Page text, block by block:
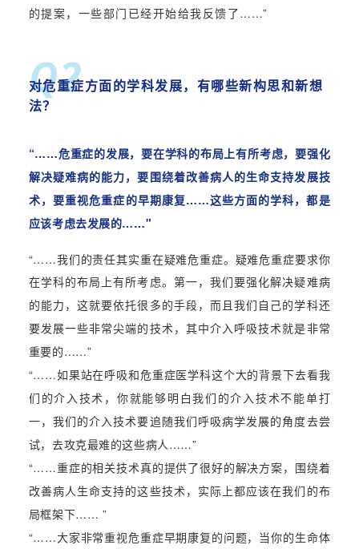
的提案， 一些部门 已经开始给我反馈了……”
Q2
对危重症方面的学科发展，有哪些新构思和新想
法？
“……危重症的发展，要在学科的布局上有所考虑，要强化
解决疑难病的能力，要围绕着改善病人的生命支持发展技
术，要重视危重症的早期康复……这些方面的学科，都是
应该考虑去发展的……"
“……我们的责任其实重在疑难危重症。疑难危重症要求你
在学科的布局上有所考虑。第一，我们要强化解决疑难病
的能力 ，这就要依托很多的手段，而且我们自己的学科还
要发展一些非常尖端的技术，其中介入呼吸技术就是非常
重要的……”
“……如果站在呼吸和危重症医学科这个大的背景下去看我
们的介入技术，你就能够明白我们的介入技术不能单打
一，我们的介入技术要追随我们呼吸病学发展的角度去尝
试，去攻克最难的这些病人……”
“……重症的相关技术真的提供了很好的解决方案，围绕着
改善病人生命支持的这些技术，实际上都应该在我们的布
局框架下…… ”
“……大家非常重视危重症早期康复的问题，当你的生命体